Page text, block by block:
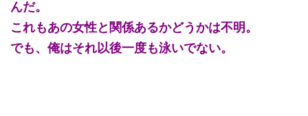
んだ。
これもあの女性と関係あるかどうかは不明。
でも、俺はそれ以後一度も泳いでない。